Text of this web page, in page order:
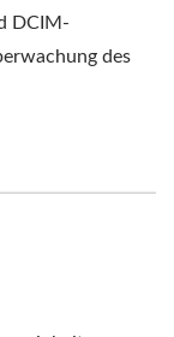
DCIM-
des